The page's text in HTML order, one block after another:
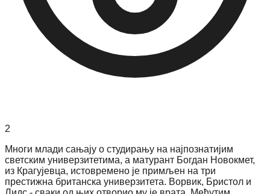
2
Многи млади сањају о студирању на најпознатијим
светским универзитетима, а матурант Богдан Новокмет,
из Крагујевца, истовремено је примљен на три
престижна британска универзитета. Ворвик, Бристол и